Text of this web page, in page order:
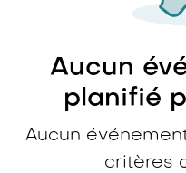
Aucun
planifié
Aucun
critères